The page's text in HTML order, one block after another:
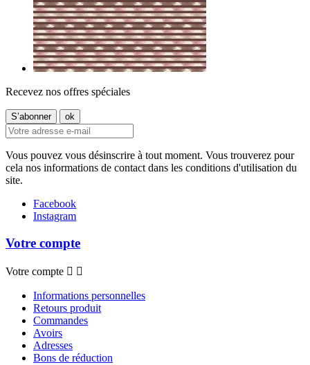
Recevez nos offres spéciales
Vous pouvez vous désinscrire à tout moment. Vous trouverez pour
cela nos informations de contact dans les conditions d'utilisation du
site.
Facebook
Instagram
Votre compte
Votre compte  
Informations personnelles
Retours produit
Commandes
Avoirs
Adresses
Bons de réduction